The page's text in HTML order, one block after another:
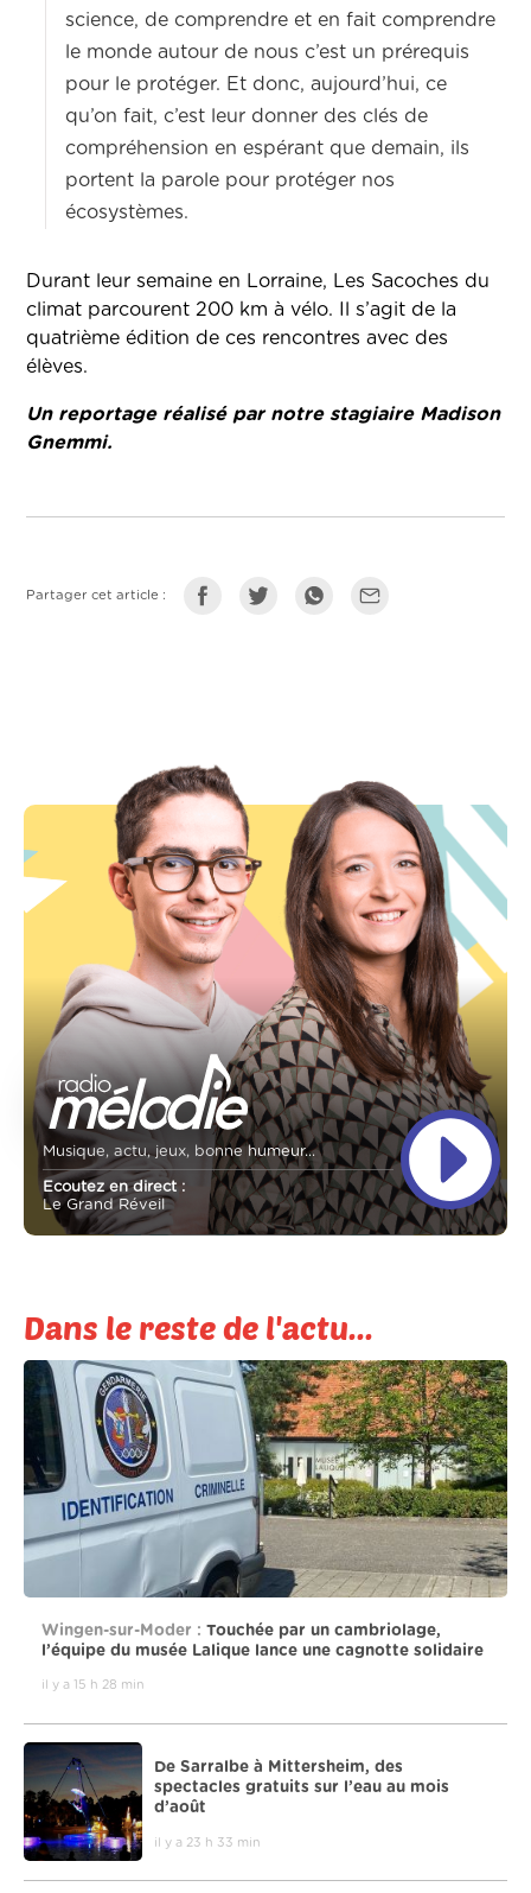
science, de comprendre et en fait comprendre
le monde autour de nous c’est un prérequis
pour le protéger. Et donc, aujourd’hui, ce
qu’on fait, c’est leur donner des clés de
compréhension en espérant que demain, ils
portent la parole pour protéger nos
écosystèmes.
Durant leur semaine en Lorraine, Les Sacoches du
climat parcourent 200 km à vélo. Il s’agit de la
quatrième édition de ces rencontres avec des
élèves.
Un reportage réalisé par notre stagiaire Madison
Gnemmi.
Partager cet article :
Musique, actu, jeux, bonne humeur...
Ecoutez en direct :
Le Grand Réveil
Dans le reste de l'actu...
Wingen-sur-Moder : Touchée par un cambriolage,
l’équipe du musée Lalique lance une cagnotte solidaire
il y a 15 h 28 min
De Sarralbe à Mittersheim, des
spectacles gratuits sur l’eau au mois
d’août
il y a 23 h 33 min